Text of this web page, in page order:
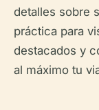
detalles sobre
práctica para
destacados y
al máximo tu